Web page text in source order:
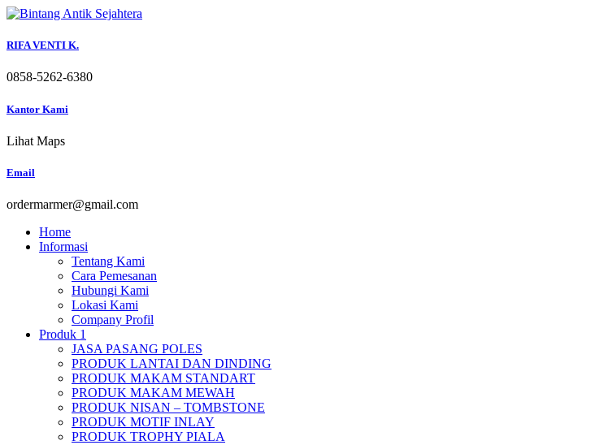
Skip
content
RIFA VENTI K.
0858-5262-6380
Kantor Kami
Lihat Maps
Email
ordermarmer@gmail.com
Home
Informasi
Tentang Kami
Cara Pemesanan
Hubungi Kami
Lokasi Kami
Company Profil
Produk 1
JASA PASANG POLES
PRODUK LANTAI DAN DINDING
PRODUK MAKAM STANDART
PRODUK MAKAM MEWAH
PRODUK NISAN – TOMBSTONE
PRODUK MOTIF INLAY
PRODUK TROPHY PIALA